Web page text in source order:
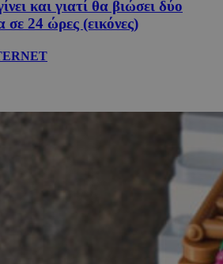
και γιατί θα βιώσει δύο
σε 24 ώρες (εικόνες)